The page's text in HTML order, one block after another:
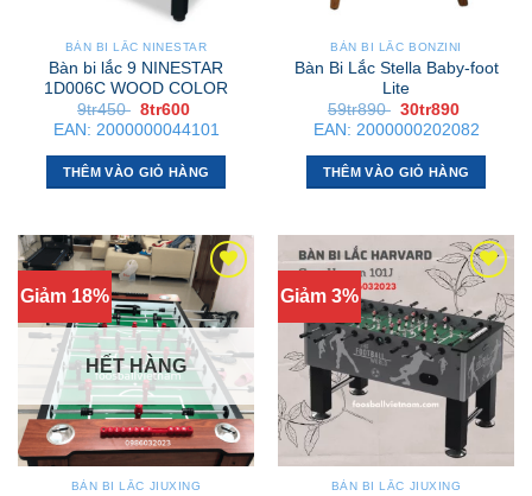
BÀN BI LẮC NINESTAR
Bàn bi lắc 9 NINESTAR
1D006C WOOD COLOR
9tr450 Giá
gốc
là:
9tr450 .
8tr600
hiện
tại
là:
8tr600 .
EAN: 2000000044101
THÊM VÀO GIỎ HÀNG
BÀN BI LẮC BONZINI
Bàn Bi Lắc Stella Baby-foot
Lite
59tr890 Giá
gốc
là:
59tr890 .
30tr890
hiện
tại
là:
30tr890 .
EAN: 2000000202082
THÊM VÀO GIỎ HÀNG
Giảm 18%
HẾT HÀNG
BÀN BI LẮC JIUXING
Giảm 3%
BÀN BI LẮC JIUXING